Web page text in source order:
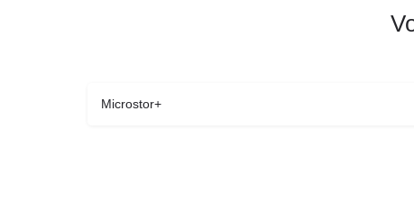
Microstor+